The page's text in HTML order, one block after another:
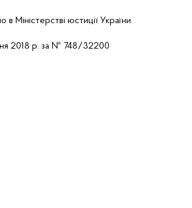
в Міністерстві юстиції України
2018 р. за № 748/32200